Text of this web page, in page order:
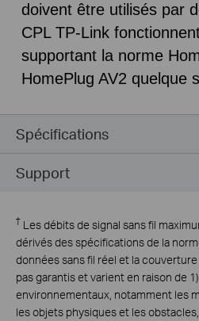
doivent être utilisés par
CPL TP-Link
supportant la norme
HomePlug AV2 quelque
Spécifications
Support
† Les débits de signal sans fil
dérivés des spécifications de la
données sans fil réel et la
pas garantis et varient en raison de
environnementaux, notamment les
les objets physiques et les